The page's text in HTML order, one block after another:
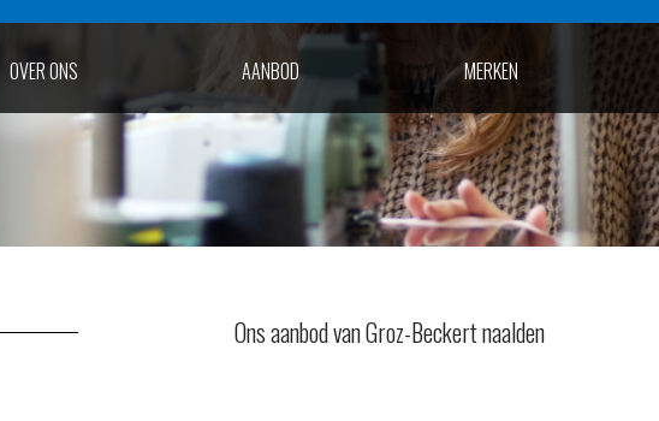
OVER ONS AANBOD MERKEN
Ons aanbod van Groz-Beckert naalden